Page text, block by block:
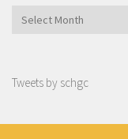
Archives
Tweets by schgc